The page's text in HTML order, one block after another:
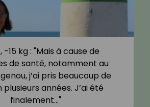
-15 kg : "Mais à cause de
de santé, notamment au
j’ai pris beaucoup de
plusieurs années. J’ai été
finalement…"